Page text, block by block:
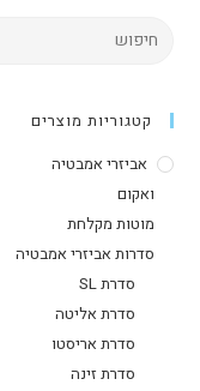
קטגוריות מוצרים
אביזרי אמבטיה
ואקום
מוטות מקלחת
סדרות אביזרי אמבטיה
סדרת SL
סדרת אליטה
סדרת אריסטו
סדרת זינה